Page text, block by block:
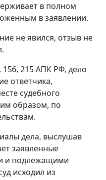
в полном
в заявлении.
не явился, отзыв не
, 156, 215АПК РФ, дело
ответчика,
судебного
образом, по
дела, выслушав
заявленные
и подлежащими
исходил из